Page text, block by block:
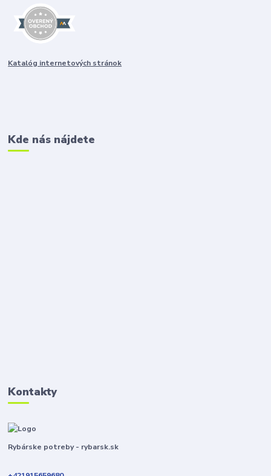
Katalóg internetových stránok
Kde nás nájdete
Kontakty
Rybárske potreby - rybarsk.sk